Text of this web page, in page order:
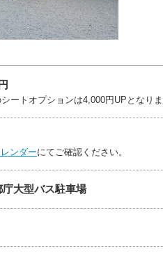
ートオプションは4,000円UPとなりま
ンダーにてご確認ください。
大型バス駐車場